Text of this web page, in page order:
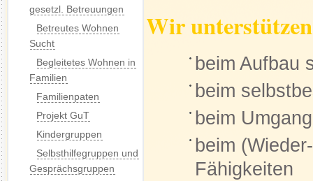
Wir
beim Aufbau
beim
beim
beim
Fähigkeiten
gesetzl. Betreuungen
Betreutes Wohnen
Sucht
Begleitetes Wohnen in
Familien
Familienpaten
Projekt GuT
Kindergruppen
Selbsthilfegruppen und
Gesprächsgruppen